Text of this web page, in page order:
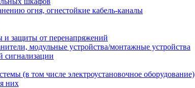
огня, огнестойкие кабель-каналы
и защиты от перенапряжений
модульные устройства/монтажные устройства
сигнализации
(в том числе электроустановочное оборудование)
них